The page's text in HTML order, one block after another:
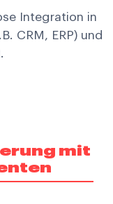
Integration in
CRM, ERP) und
mit